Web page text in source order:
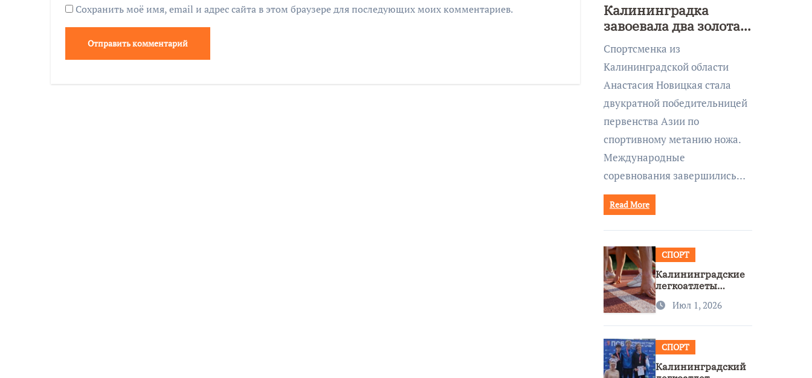
Сохранить моё имя, email и адрес сайта в этом браузере для последующих моих комментариев.
Калининградка
завоевала два золота
первенства Азии по
метанию ножа
Спортсменка из
Калининградской области
Анастасия Новицкая стала
двукратной победительницей
первенства Азии по
спортивному метанию ножа.
Международные
соревнования завершились…
Read More
СПОРТ
Калининградские
легкоатлеты
бронзы на
Июл 1, 2026
СПОРТ
Калининградский